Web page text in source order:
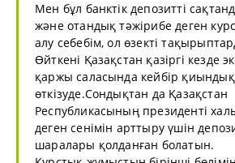
Мен бұл банктік депозитті
және отандық тәжірибе деген
алу себебім, ол өзекті
Өйткені Қазақстан қазіргі кезде
қаржы саласында кейбір
өткізуде.Сондықтан да Қазақстан
Республикасының президенті
деген сенімін арттыру үшін
шаралары қолданған болатын.